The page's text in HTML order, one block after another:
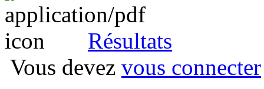
Résultats
Vous devez vous connecter